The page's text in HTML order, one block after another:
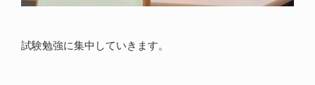
試験勉強に集中していきます。